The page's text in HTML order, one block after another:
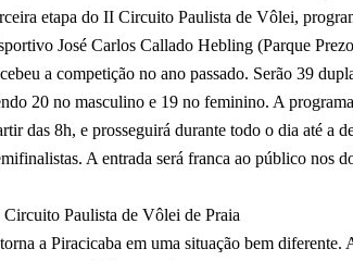
etapa do II Circuito Paulista de Vôlei,
José Carlos Callado Hebling (Parque
a competição no ano passado. Serão 39
20 no masculino e 19 no feminino. A
das 8h, e prosseguirá durante todo o dia até a
A entrada será franca ao público nos
Circuito Paulista de Vôlei de Praia
a Piracicaba em uma situação bem diferente.